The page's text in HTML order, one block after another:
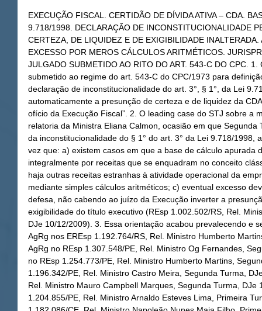
EXECUÇÃO FISCAL. CERTIDÃO DE DÍVIDA ATIVA – CDA.
9.718/1998. DECLARAÇÃO DE INCONSTITUCIONALIDADE
CERTEZA, DE LIQUIDEZ E DE EXIGIBILIDADE
EXCESSO POR MEROS CÁLCULOS ARITMÉTICOS.
JULGADO SUBMETIDO AO RITO DO ART. 543-C DO CPC.
submetido ao regime do art. 543-C do CPC/1973 para
declaração de inconstitucionalidade do art. 3°, § 1°, da Lei
automaticamente a presunção de certeza e de liquidez da
ofício da Execução Fiscal”. 2. O leading case do STJ sobre a
relatoria da Ministra Eliana Calmon, ocasião em que
da inconstitucionalidade do § 1° do art. 3° da Lei 9.718/1998,
vez que: a) existem casos em que a base de cálculo apurada
integralmente por receitas que se enquadram no conceito
haja outras receitas estranhas à atividade operacional da
mediante simples cálculos aritméticos; c) eventual excesso
defesa, não cabendo ao juízo da Execução inverter a
exigibilidade do título executivo (REsp 1.002.502/RS, Rel.
DJe 10/12/2009). 3. Essa orientação acabou prevalecendo e
AgRg nos EREsp 1.192.764/RS, Rel. Ministro Humberto
AgRg no REsp 1.307.548/PE, Rel. Ministro Og Fernandes,
no REsp 1.254.773/PE, Rel. Ministro Humberto Martins,
1.196.342/PE, Rel. Ministro Castro Meira, Segunda Turma,
Rel. Ministro Mauro Campbell Marques, Segunda Turma, DJe
1.204.855/PE, Rel. Ministro Arnaldo Esteves Lima, Primeira